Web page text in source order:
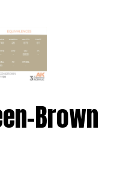
Brown